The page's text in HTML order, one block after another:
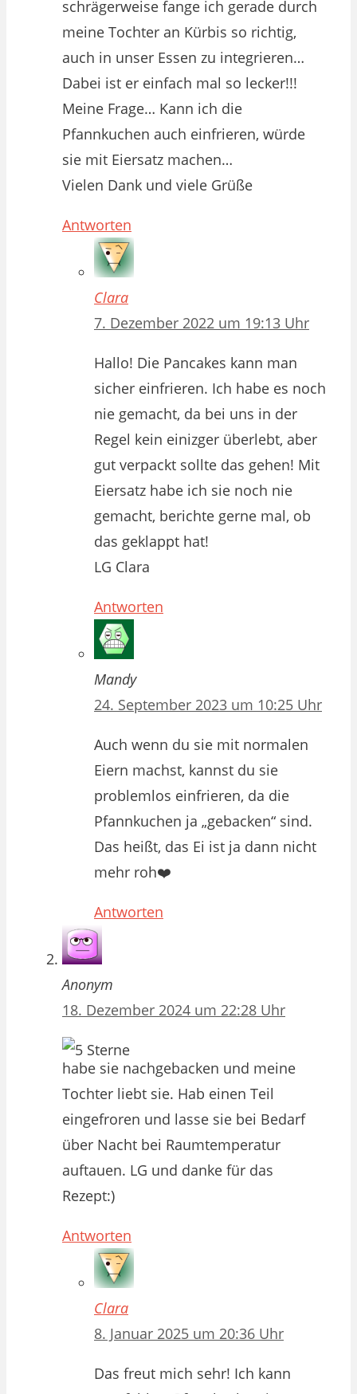
schrägerweise fange ich gerade durch
meine Tochter an Kürbis so richtig,
auch in unser Essen zu integrieren…
Dabei ist er einfach mal so lecker!!!
Meine Frage… Kann ich die
Pfannkuchen auch einfrieren, würde
sie mit Eiersatz machen…
Vielen Dank und viele Grüße
Antworten
Clara
7. Dezember 2022 um 19:13 Uhr
Hallo! Die Pancakes kann man
sicher einfrieren. Ich habe es noch
nie gemacht, da bei uns in der
Regel kein einizger überlebt, aber
gut verpackt sollte das gehen! Mit
Eiersatz habe ich sie noch nie
gemacht, berichte gerne mal, ob
das geklappt hat!
LG Clara
Antworten
Mandy
24. September 2023 um 10:25 Uhr
Auch wenn du sie mit normalen
Eiern machst, kannst du sie
problemlos einfrieren, da die
Pfannkuchen ja „gebacken“ sind.
Das heißt, das Ei ist ja dann nicht
mehr roh❤️
Antworten
Anonym
18. Dezember 2024 um 22:28 Uhr
habe sie nachgebacken und meine
Tochter liebt sie. Hab einen Teil
eingefroren und lasse sie bei Bedarf
über Nacht bei Raumtemperatur
auftauen. LG und danke für das
Rezept:)
Antworten
Clara
8. Januar 2025 um 20:36 Uhr
Das freut mich sehr! Ich kann